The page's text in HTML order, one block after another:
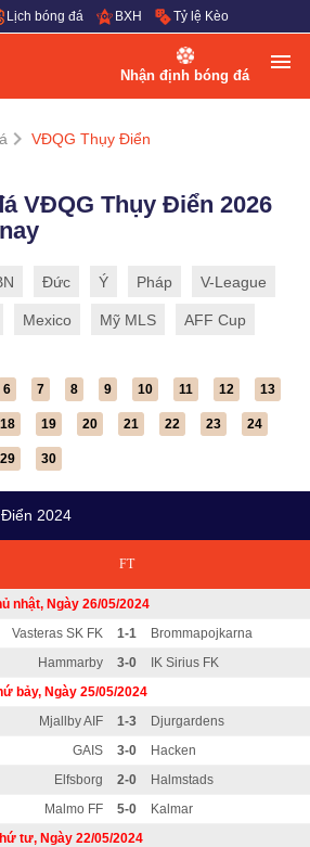
Lịch bóng đá BXH Tỷ lệ Kèo
Nhận định bóng đá
VĐQG Thụy Điển
VĐQG Thụy Điển 2026
Đức Ý Pháp V-League
Mexico Mỹ MLS AFF Cup
6 7 8 9 10 11 12 13
18 19 20 21 22 23 24
29 30
2024
FT
nhật, Ngày 26/05/2024
Vasteras SK FK 1-1
Brommapojkarna
Hammarby 3-0
IK Sirius FK
bảy, Ngày 25/05/2024
Mjallby AIF 1-3
Djurgardens
GAIS 3-0
Hacken
Elfsborg 2-0
Halmstads
Malmo FF 5-0
Kalmar
tư, Ngày 22/05/2024